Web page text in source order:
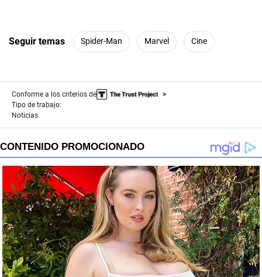
Seguir temas Spider-Man Marvel Cine
Conforme a los criterios de
Tipo de trabajo:
Noticias